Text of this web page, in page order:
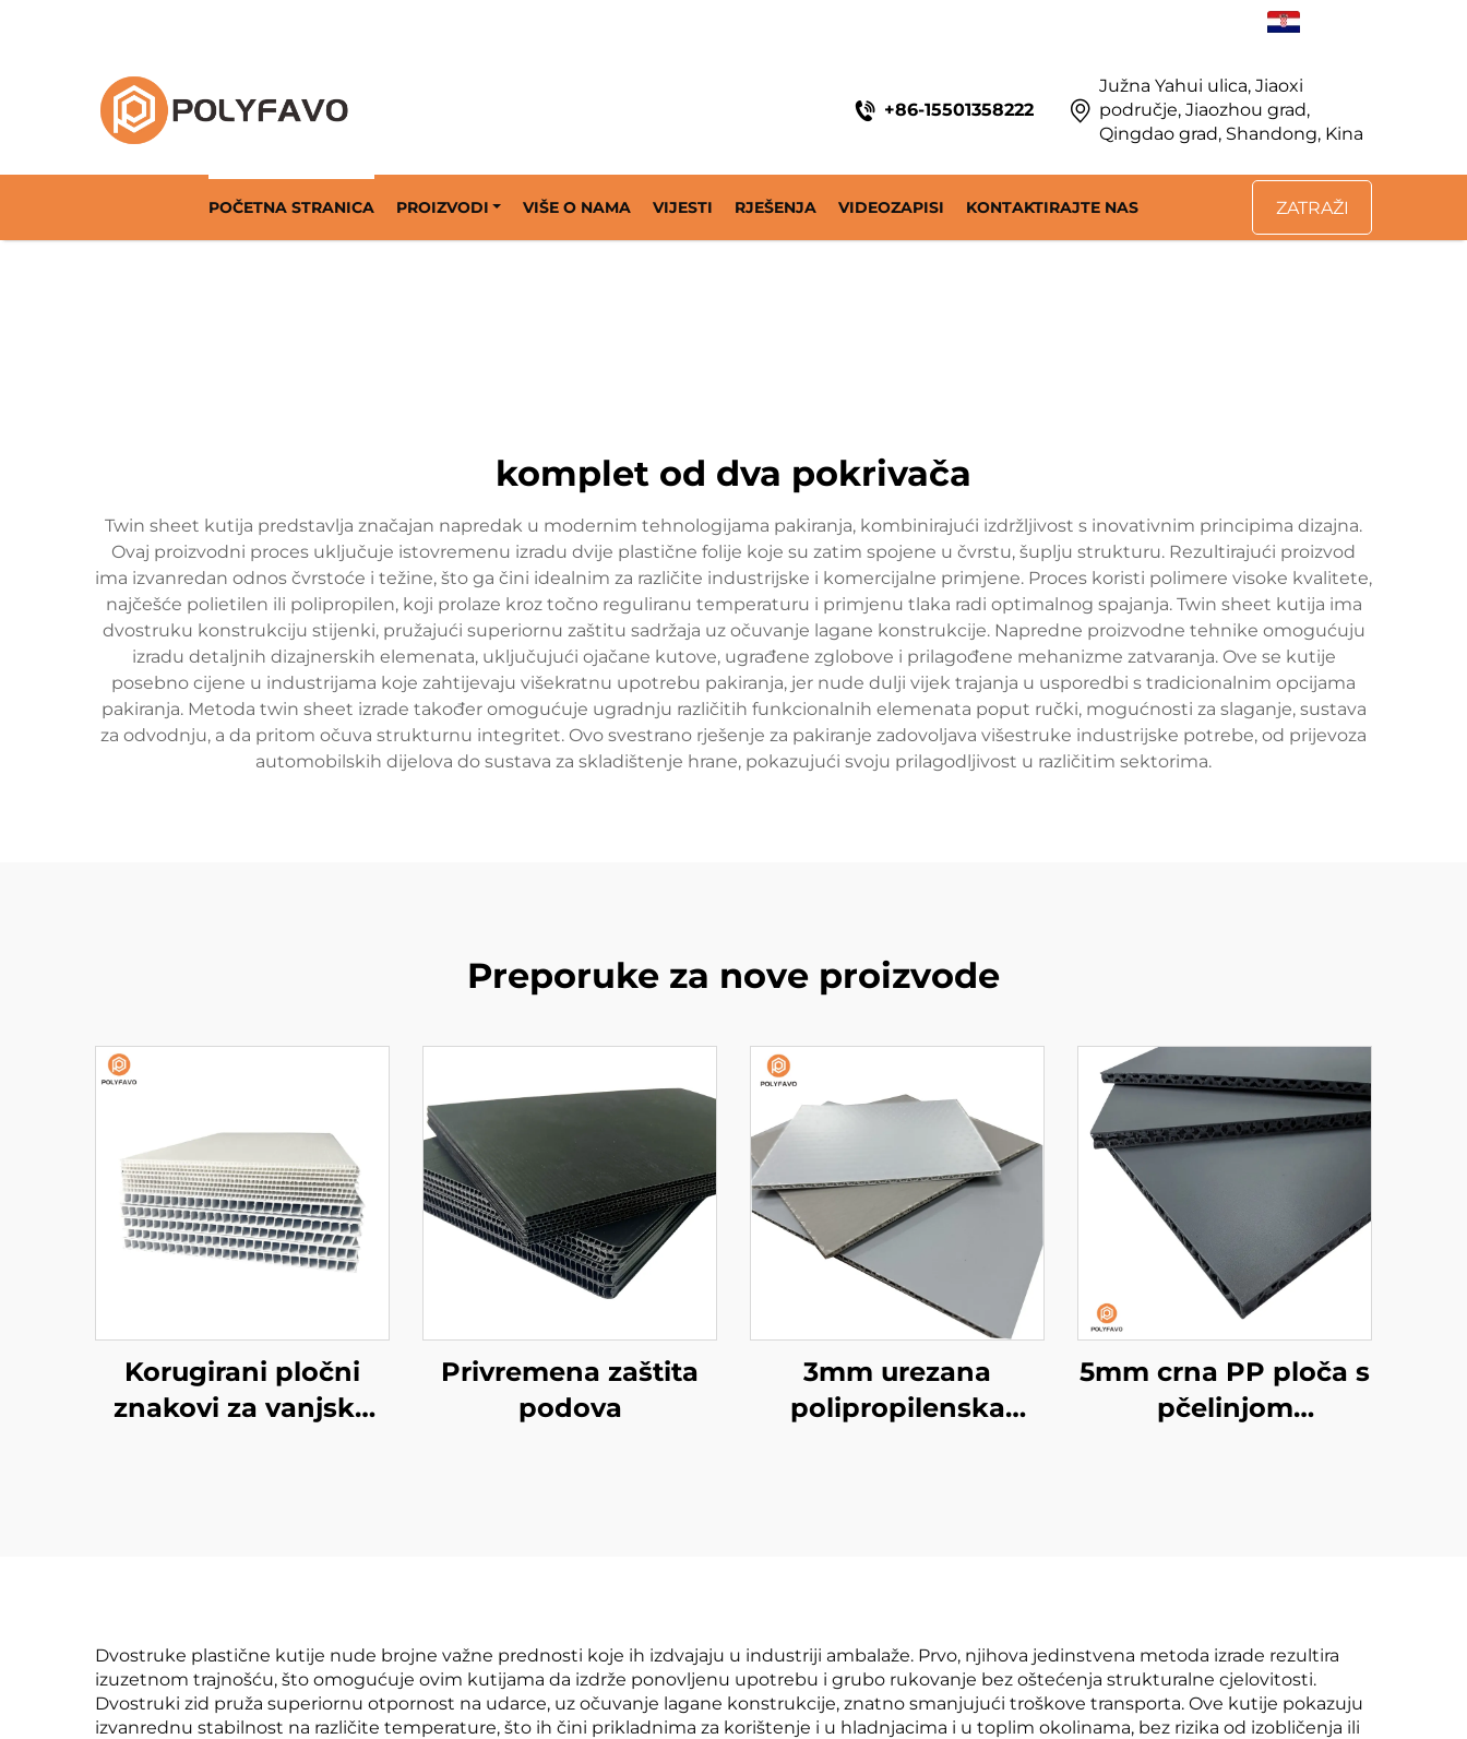
+86-15501358222
Južna Yahui ulica, Jiaoxi
područje, Jiaozhou grad,
Qingdao grad, Shandong, Kina
POČETNA STRANICA PROIZVODI VIŠE O NAMA VIJESTI RJEŠENJA VIDEOZAPISI KONTAKTIRAJTE NAS ZATRAŽI
komplet od dva pokrivača
Twin sheet kutija predstavlja značajan napredak u modernim tehnologijama pakiranja, kombinirajući izdržljivost s inovativnim principima dizajna.
Ovaj proizvodni proces uključuje istovremenu izradu dvije plastične folije koje su zatim spojene u čvrstu, šuplju strukturu. Rezultirajući proizvod
ima izvanredan odnos čvrstoće i težine, što ga čini idealnim za različite industrijske i komercijalne primjene. Proces koristi polimere visoke kvalitete,
najčešće polietilen ili polipropilen, koji prolaze kroz točno reguliranu temperaturu i primjenu tlaka radi optimalnog spajanja. Twin sheet kutija ima
dvostruku konstrukciju stijenki, pružajući superiornu zaštitu sadržaja uz očuvanje lagane konstrukcije. Napredne proizvodne tehnike omogućuju
izradu detaljnih dizajnerskih elemenata, uključujući ojačane kutove, ugrađene zglobove i prilagođene mehanizme zatvaranja. Ove se kutije
posebno cijene u industrijama koje zahtijevaju višekratnu upotrebu pakiranja, jer nude dulji vijek trajanja u usporedbi s tradicionalnim opcijama
pakiranja. Metoda twin sheet izrade također omogućuje ugradnju različitih funkcionalnih elemenata poput ručki, mogućnosti za slaganje, sustava
za odvodnju, a da pritom očuva strukturnu integritet. Ovo svestrano rješenje za pakiranje zadovoljava višestruke industrijske potrebe, od prijevoza
automobilskih dijelova do sustava za skladištenje hrane, pokazujući svoju prilagodljivost u različitim sektorima.
Preporuke za nove proizvode
Korugirani pločni
znakovi za vanjsku
Privremena zaštita
podova
3mm urezana
polipropilenska
5mm crna PP ploča s
pčelinjom
Dvostruke plastične kutije nude brojne važne prednosti koje ih izdvajaju u industriji ambalaže. Prvo, njihova jedinstvena metoda izrade rezultira
izuzetnom trajnošću, što omogućuje ovim kutijama da izdrže ponovljenu upotrebu i grubo rukovanje bez oštećenja strukturalne cjelovitosti.
Dvostruki zid pruža superiornu otpornost na udarce, uz očuvanje lagane konstrukcije, znatno smanjujući troškove transporta. Ove kutije pokazuju
izvanrednu stabilnost na različite temperature, što ih čini prikladnima za korištenje i u hladnjacima i u toplim okolinama, bez rizika od izobličenja ili